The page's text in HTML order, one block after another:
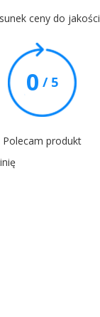
ceny do jakości
0 / 5
Polecam produkt